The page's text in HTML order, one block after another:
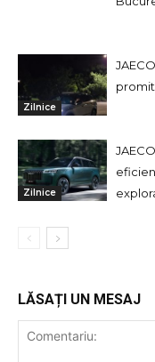
Zilnice
Zilnice
LĂSAȚI UN MESAJ